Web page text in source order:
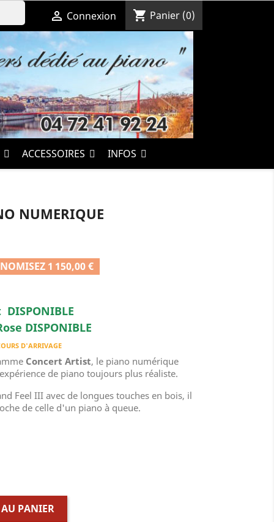
 Connexion shopping_cart Panier (0)
ACCESSOIRES INFOS
NUMERIQUE
1 150,00 €
DISPONIBLE
D'ARRIVAGE
Concert Artist, le piano numérique
de piano toujours plus réaliste.
Feel III avec de longues touches en bois, il
de celle d'un piano à queue.
PANIER